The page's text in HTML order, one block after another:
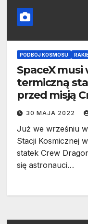
PODBÓJ KOSMOSU
SpaceX musi
termiczną
przed misją
30 MAJA 2022
Już we wrześniu
Stacji Kosmicznej
statek Crew
się astronauci…